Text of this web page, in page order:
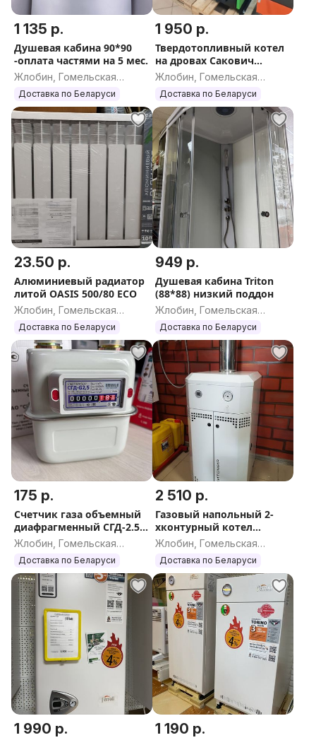
1 135 р.
Душевая кабина 90*90
-оплата частями на 5 мес.
Жлобин, Гомельская
область
Доставка по Беларуси
1 950 р.
Твердотопливный котел
на дровах Сакович
STANDART
Жлобин, Гомельская
область
Доставка по Беларуси
23.50 р.
Алюминиевый радиатор
литой OASIS 500/80 ECO
Жлобин, Гомельская
область
Доставка по Беларуси
949 р.
Душевая кабина Triton
(88*88) низкий поддон
Жлобин, Гомельская
область
Доставка по Беларуси
175 р.
Счетчик газа объемный
диафрагменный СГД-2.5 с
поверкой БЕЛАРУСИ
Жлобин, Гомельская
область
Доставка по Беларуси
2 510 р.
Газовый напольный 2-
хконтурный котел
Житомир-10
Жлобин, Гомельская
область
Доставка по Беларуси
1 990 р. 1 190 р.